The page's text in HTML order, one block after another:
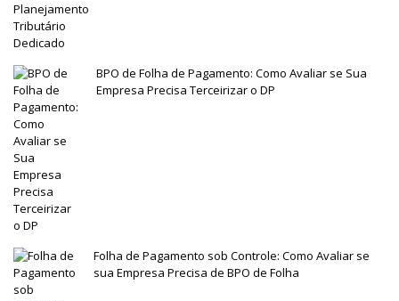
BPO de Folha de Pagamento: Como Avaliar se Sua
Empresa Precisa Terceirizar o DP
Folha de Pagamento sob Controle: Como Avaliar se
sua Empresa Precisa de BPO de Folha